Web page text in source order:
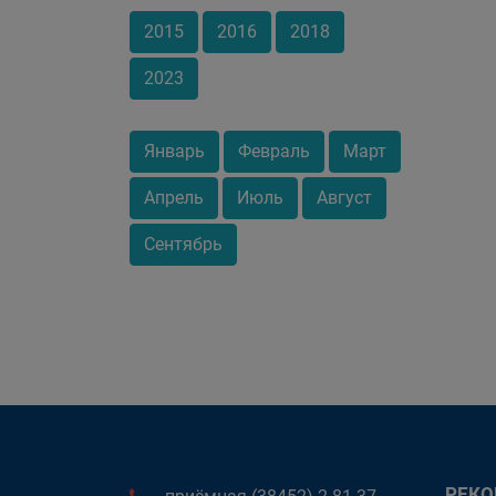
2015 2016 2018
2023
Январь Февраль Март
Апрель Июль Август
Сентябрь